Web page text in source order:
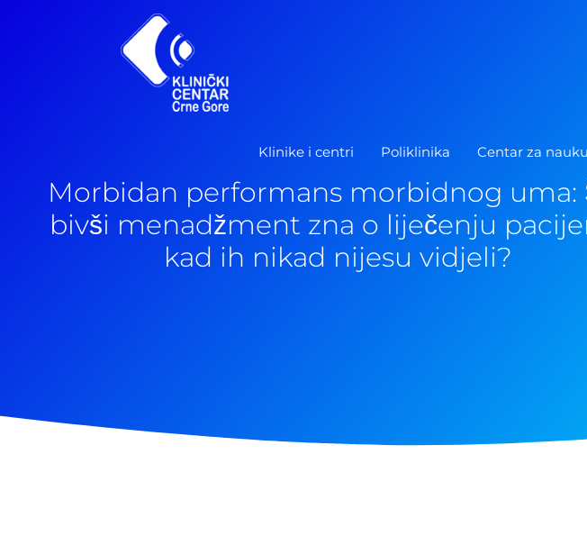
Klinike i centri Poliklinika Centar za nauku
Morbidan performans morbidnog uma:
bivši menadžment zna o liječenju
kad ih nikad nijesu vidjeli?